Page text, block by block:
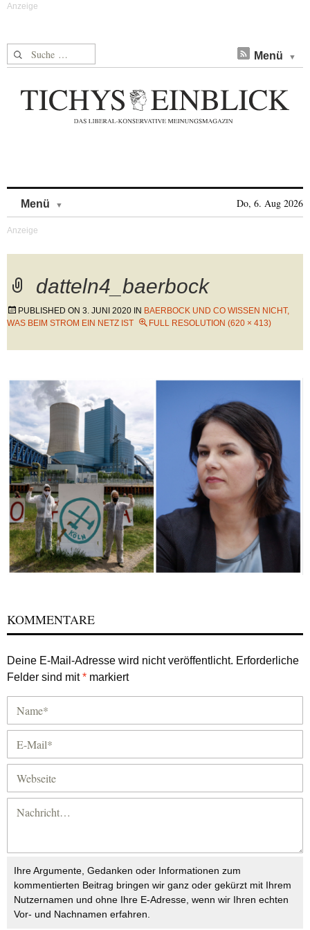
Suche nach: Menü
Menü Do, 6. Aug 2026
datteln4_baerbock
PUBLISHED ON 3. JUNI 2020 IN BAERBOCK UND CO WISSEN NICHT,
WAS BEIM STROM EIN NETZ IST
FULL RESOLUTION (620 × 413)
KOMMENTARE
Deine E-Mail-Adresse wird nicht veröffentlicht. Erforderliche
Felder sind mit* markiert
Ihre Argumente, Gedanken oder Informationen zum
kommentierten Beitrag bringen wir ganz oder gekürzt mit Ihrem
Nutzernamen und ohne Ihre E-Adresse, wenn wir Ihren echten
Vor- und Nachnamen erfahren.